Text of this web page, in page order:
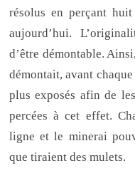
résolus en perçant
aujourd’hui.
d’être démontable.
démontait, avant
plus exposés afin de
percées à cet effet.
ligne et le minerai
que tiraient des mulets.